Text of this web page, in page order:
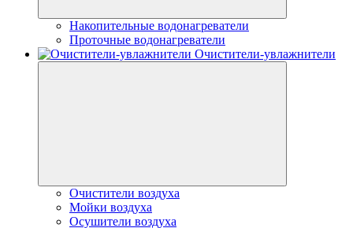
Накопительные водонагреватели
Проточные водонагреватели
Очистители-увлажнители
Очистители воздуха
Мойки воздуха
Осушители воздуха